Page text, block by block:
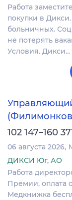
Работа
покупки в
больничных.
не потерять
Условия. Дикси…
102 147–160
06 августа 2026
ДИКСИ Юг, АО
Работа
Премии, оплата
Медкнижка